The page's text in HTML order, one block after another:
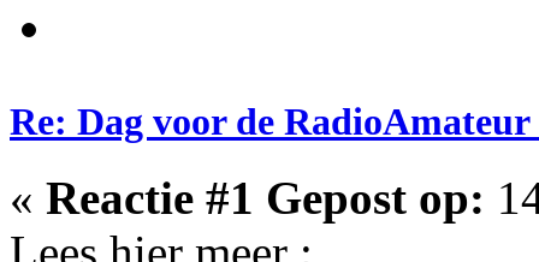
Re: Dag voor de RadioAmateur
« Reactie #1 Gepost op: